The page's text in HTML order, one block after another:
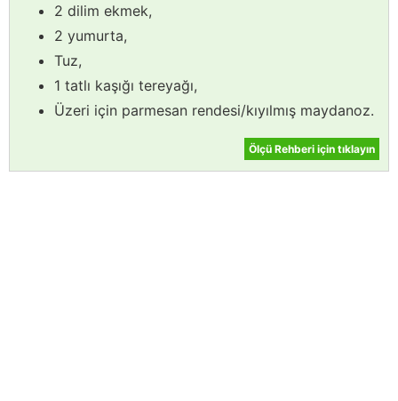
2 dilim ekmek,
2 yumurta,
Tuz,
1 tatlı kaşığı tereyağı,
Üzeri için parmesan rendesi/kıyılmış maydanoz.
Ölçü Rehberi için tıklayın